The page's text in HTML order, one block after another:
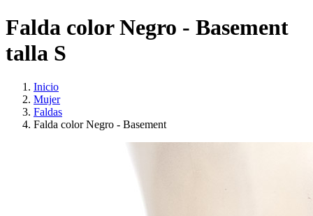
Falda color Negro - Basement
talla S
Inicio
Mujer
Faldas
Falda color Negro - Basement